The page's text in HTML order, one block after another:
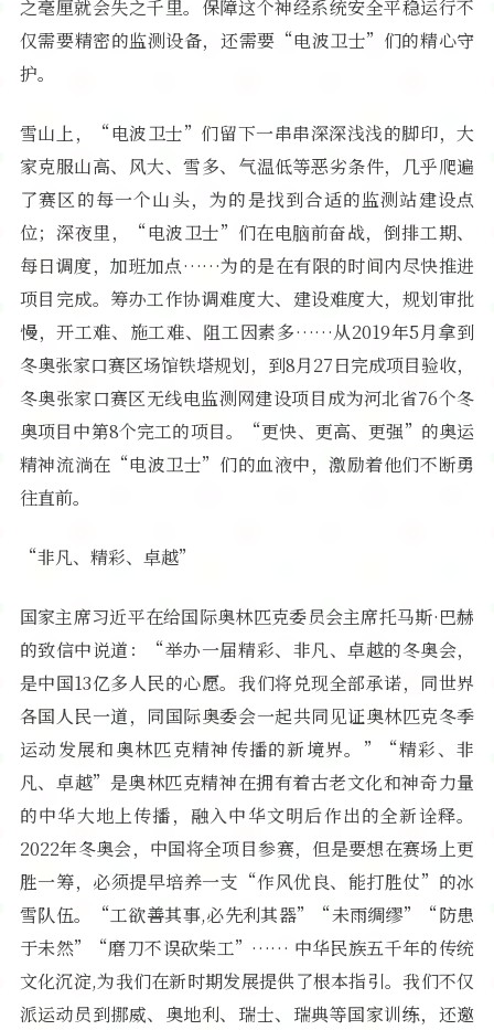
之毫厘就会失之千里。保障这个神经系统安全平稳运行不
仅需要精密的监测设备，还需要“电波卫士”们的精心守
护。
雪山上，“电波卫士”们留下一串串深深浅浅的脚印，大
家克服山高、风大、雪多、气温低等恶劣条件，几乎爬遍
了赛区的每一个山头，为的是找到合适的监测站建设点
位；深夜里，“电波卫士”们在电脑前奋战，倒排工期、
每日调度，加班加点……为的是在有限的时间内尽快推进
项目完成。筹办工作协调难度大、建设难度大，规划审批
慢，开工难、施工难、阻工因素多……从2019年5月拿到
冬奥张家口赛区场馆铁塔规划，到8月27日完成项目验收，
冬奥张家口赛区无线电监测网建设项目成为河北省76个冬
奥项目中第8个完工的项目。“更快、更高、更强”的奥运
精神流淌在“电波卫士”们的血液中，激励着他们不断勇
往直前。
“非凡、精彩、卓越”
国家主席习近平在给国际奥林匹克委员会主席托马斯·巴赫
的致信中说道：“举办一届精彩、非凡、卓越的冬奥会，
是中国13亿多人民的心愿。我们将兑现全部承诺，同世界
各国人民一道，同国际奥委会一起共同见证奥林匹克冬季
运动发展和奥林匹克精神传播的新境界。”“精彩、非
凡、卓越”是奥林匹克精神在拥有着古老文化和神奇力量
的中华大地上传播，融入中华文明后作出的全新诠释。
2022年冬奥会，中国将全项目参赛，但是要想在赛场上更
胜一筹，必须提早培养一支“作风优良、能打胜仗”的冰
雪队伍。“工欲善其事,必先利其器”“未雨绸缪”“防患
于未然”“磨刀不误砍柴工”…… 中华民族五千年的传统
文化沉淀,为我们在新时期发展提供了根本指引。我们不仅
派运动员到挪威、奥地利、瑞士、瑞典等国家训练，还邀